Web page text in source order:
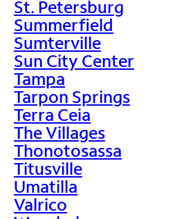
St. Petersburg
Summerfield
Sumterville
Sun City Center
Tampa
Tarpon Springs
Terra Ceia
The Villages
Thonotosassa
Titusville
Umatilla
Valrico